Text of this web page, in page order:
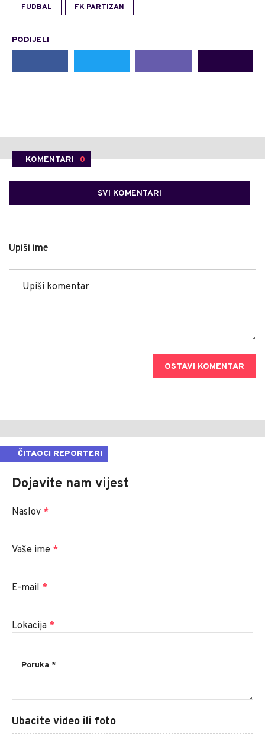
FUDBAL FK PARTIZAN
PODIJELI
KOMENTARI 0
SVI KOMENTARI
Upiši ime
OSTAVI KOMENTAR
ČITAOCI REPORTERI
Dojavite nam vijest
Naslov *
Vaše ime *
E-mail *
Lokacija *
Ubacite video ili foto